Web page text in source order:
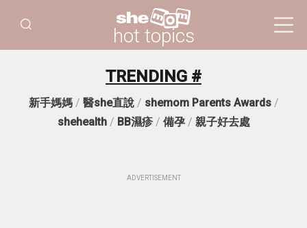
hot topics
TRENDING #
新手媽媽/ 醫she直說/ shemom Parents Awards/
shehealth/ BB濕疹/ 備孕/ 親子好去處
ADVERTISEMENT